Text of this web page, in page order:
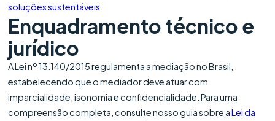
soluções sustentáveis
Enquadramento técnico e
jurídico
A Lei nº 13.140/2015 regulamenta a mediação no Brasil,
estabelecendo que o mediador deve atuar com
imparcialidade, isonomia e confidencialidade. Para uma
compreensão completa, consulte nosso guia sobre aLei da